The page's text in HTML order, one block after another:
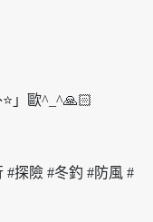
」歐^_^🙏🏻
#探險 #冬釣 #防風 #